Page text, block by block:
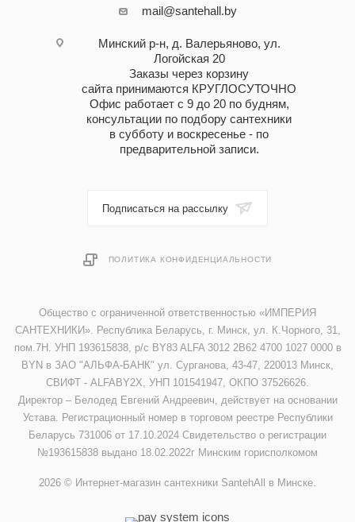
mail@santehall.by
Минский р-н, д. Валерьяново, ул.
Логойская 20
Заказы через корзину
сайта принимаются КРУГЛОСУТОЧНО
Офис работает с 9 до 20 по будням,
консультации по подбору сантехники
в субботу и воскресенье - по
предварительной записи.
Подписаться на рассылку
ПОЛИТИКА КОНФИДЕНЦИАЛЬНОСТИ
Общество с ограниченной ответственностью «ИМПЕРИЯ
САНТЕХНИКИ». Республика Беларусь, г. Минск, ул. К.Чорного, 31,
пом.7Н. УНП 193615838, р/с BY83 ALFA 3012 2B62 4700 1027 0000 в
BYN в ЗАО "АЛЬФА-БАНК" ул. Сурганова, 43-47, 220013 Минск,
СВИФТ - ALFABY2X, УНП 101541947, ОКПО 37526626.
Директор – Белодед Евгений Андреевич, действует на основании
Устава. Регистрационный номер в торговом реестре Республики
Беларусь 731006 от 17.10.2024 Свидетельство о регистрации
№193615838 выдано 18.02.2022г Минским горисполкомом
2026 © Интернет-магазин сантехники SantehAll в Минске.